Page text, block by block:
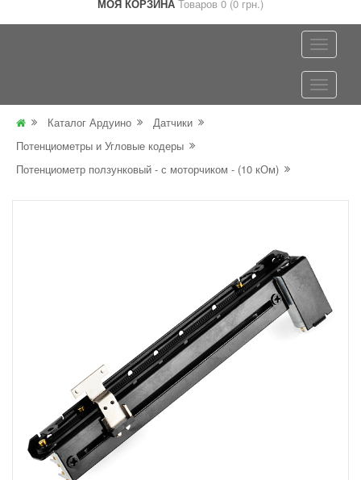
МОЯ КОРЗИНА Товаров 0 (0 грн.)
Каталог Ардуино
Датчики
Потенциометры и Угловые кодеры
Потенциометр ползунковый - с моторчиком - (10 кОм)